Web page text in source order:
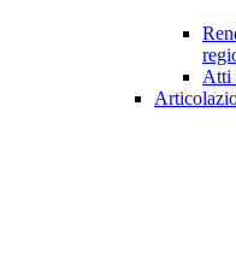
Atti